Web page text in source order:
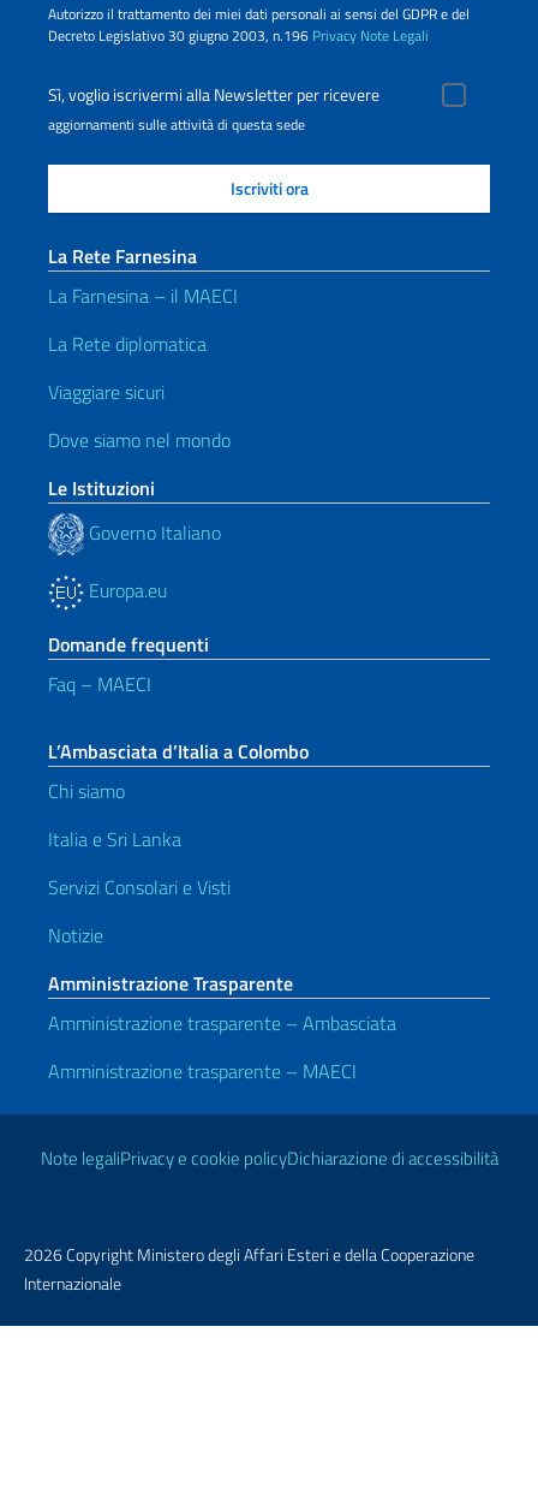
Autorizzo il trattamento dei miei dati personali ai sensi del GDPR e del
Decreto Legislativo 30 giugno 2003, n.196 Privacy Note Legali
Sì, voglio iscrivermi alla Newsletter per ricevere
aggiornamenti sulle attività di questa sede
La Rete Farnesina
La Farnesina – il MAECI
La Rete diplomatica
Viaggiare sicuri
Dove siamo nel mondo
Le Istituzioni
Governo Italiano
Europa.eu
Domande frequenti
Faq – MAECI
L’Ambasciata d’Italia a Colombo
Chi siamo
Italia e Sri Lanka
Servizi Consolari e Visti
Notizie
Amministrazione Trasparente
Amministrazione trasparente – Ambasciata
Amministrazione trasparente – MAECI
Link Utili
Note legaliPrivacy e cookie policyDichiarazione di accessibilità
2026 Copyright Ministero degli Affari Esteri e della Cooperazione
Internazionale